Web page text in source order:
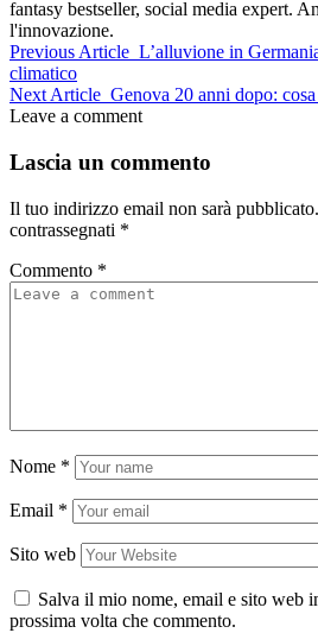
fantasy bestseller, social media expert.
l'innovazione.
Previous Article L’alluvione in
climatico
Next Article Genova 20 anni dopo:
Leave a comment
Lascia un commento
Il tuo indirizzo email non sarà pubblicato.
contrassegnati *
Commento *
Nome *
Email *
Sito web
Salva il mio nome, email e sito web
prossima volta che commento.